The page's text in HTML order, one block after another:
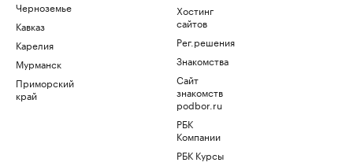
Черноземье
Кавказ
Карелия
Мурманск
Приморский
край
Хостинг
сайтов
Рег.решения
Знакомства
Сайт
знакомств
podbor.ru
РБК
Компании
РБК Курсы